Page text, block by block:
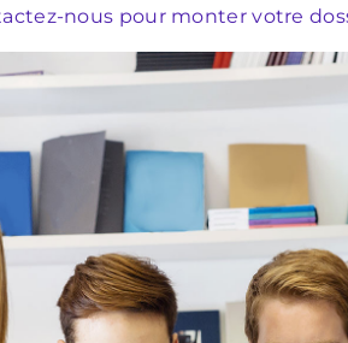
nous pour monter votre